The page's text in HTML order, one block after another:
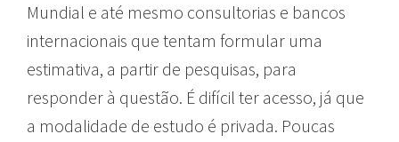
Mundial e até mesmo consultorias e bancos
internacionais que tentam formular uma
estimativa, a partir de pesquisas, para
responder à questão. É difícil ter acesso, já que
a modalidade de estudo é privada. Poucas